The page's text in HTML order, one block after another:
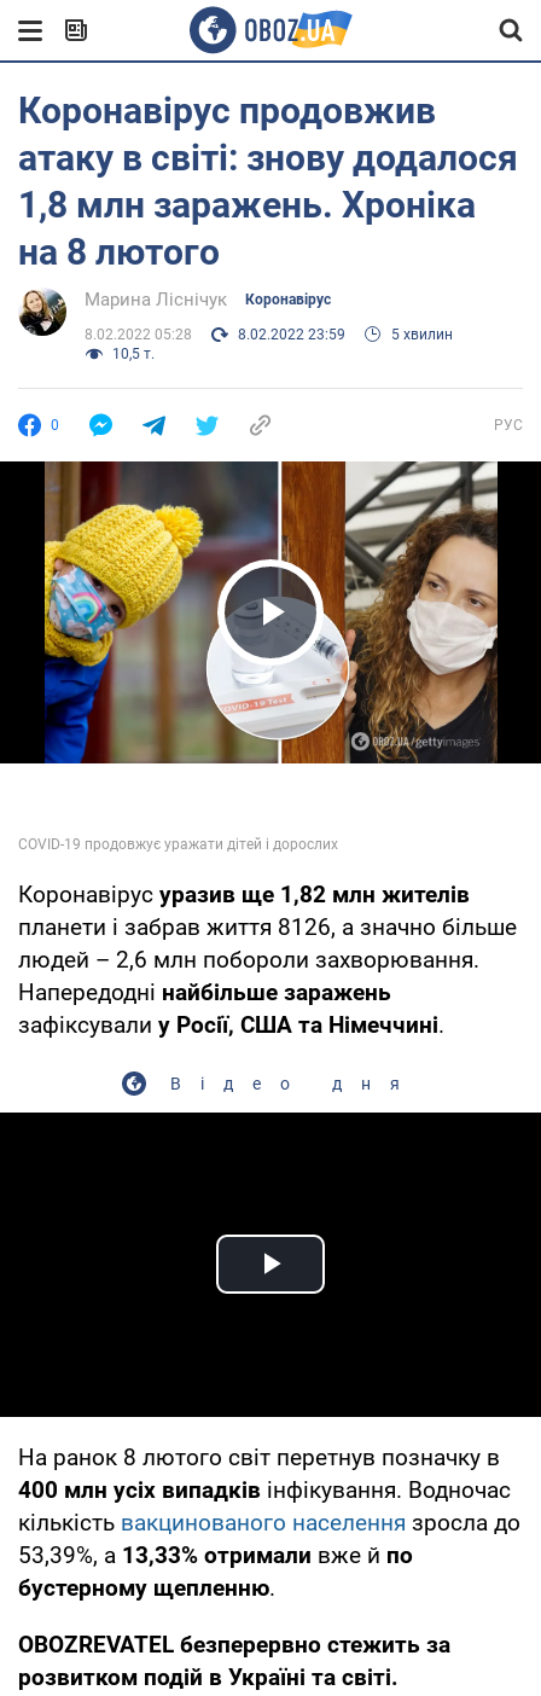
Коронавірус продовжив
атаку в світі: знову додалося
1,8 млн заражень. Хроніка
на 8 лютого
Марина Ліснічук Коронавірус
8.02.2022 05:28 8.02.2022 23:59
5 хвилин
10,5 т.
0 РУС
Play Video
Коронавірус уразив ще 1,82 млн жителів
планети і забрав життя 8126, а значно більше
людей – 2,6 млн побороли захворювання.
Напередодні найбільше заражень
зафіксували у Росії, США та Німеччині.
Відео дня
Play Video
На ранок 8 лютого світ перетнув позначку в
400 млн усіх випадків інфікування. Водночас
кількість вакцинованого населення зросла до
53,39%, а 13,33% отримали вже й по
бустерному щепленню.
OBOZREVATEL безперервно стежить за
розвитком подій в Україні та світі.